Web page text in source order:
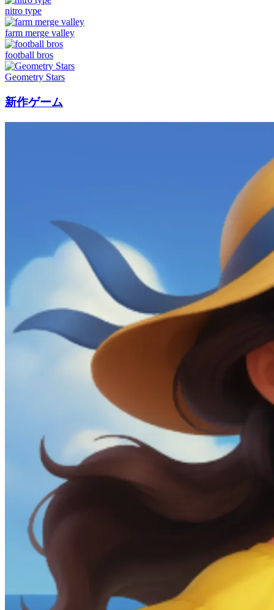
nitro type
farm merge valley
football bros
Geometry Stars
新作ゲーム